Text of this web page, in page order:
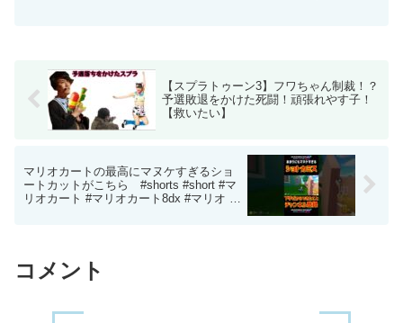
【スプラトゥーン3】フワちゃん制裁！？
予選敗退をかけた死闘！頑張れやす子！
【救いたい】
マリオカートの最高にマヌケすぎるショ
ートカットがこちら #shorts #short #マ
リオカート #マリオカート8dx #マリオ #
コメント